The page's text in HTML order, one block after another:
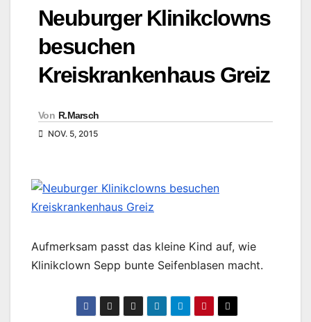
Neuburger Klinikclowns
besuchen
Kreiskrankenhaus Greiz
Von R.Marsch
NOV. 5, 2015
Aufmerksam passt das kleine Kind auf, wie
Klinikclown Sepp bunte Seifenblasen macht.